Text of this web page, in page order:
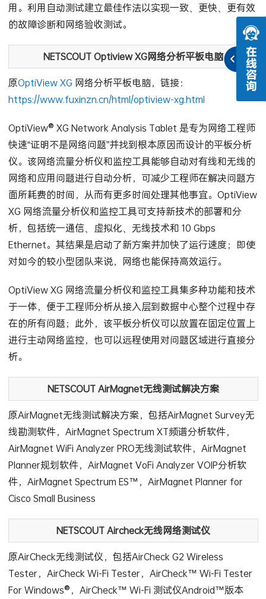
用。利用自动测试建立最佳作法以实现一致、更快、更有效
的故障诊断和网络验收测试。
NETSCOUT Optiview XG网络分析平板电脑
原OptiView XG 网络分析平板电脑，链接：
https://www.fuxinzn.cn/html/optiview-xg.html
OptiView® XG Network Analysis Tablet 是专为网络工程师
快速“证明不是网络问题”并找到根本原因而设计的平板分析
仪。该网络流量分析仪和监控工具能够自动对有线和无线的
网络和应用问题进行自动分析，可减少工程师在解决问题方
面所耗费的时间，从而有更多时间处理其他事宜。OptiView
XG 网络流量分析仪和监控工具可支持新技术的部署和分
析，包括统一通信、虚拟化、无线技术和 10 Gbps
Ethernet。其结果是启动了新方案并加快了运行速度；即使
对如今的较小型团队来说，网络也能保持高效运行。
OptiView XG 网络流量分析仪和监控工具集多种功能和技术
于一体，便于工程师分析从接入层到数据中心整个过程中存
在的所有问题；此外，该平板分析仪可以放置在固定位置上
进行主动网络监控，也可以远程使用对问题区域进行直接分
析。
NETSCOUT AirMagnet无线测试解决方案
原AirMagnet无线测试解决方案，包括AirMagnet Survey无
线勘测软件，AirMagnet Spectrum XT频谱分析软件，
AirMagnet WiFi Analyzer PRO无线测试软件，AirMagnet
Planner规划软件，AirMagnet VoFi Analyzer VOIP分析软
件，AirMagnet Spectrum ES™，AirMagnet Planner for
Cisco Small Business
NETSCOUT Aircheck无线网络测试仪
原AirCheck无线测试仪，包括AirCheck G2 Wireless
Tester，AirCheck Wi-Fi Tester，AirCheck™ Wi-Fi Tester
For Windows®，AirCheck™ Wi-Fi 测试仪Android™版本